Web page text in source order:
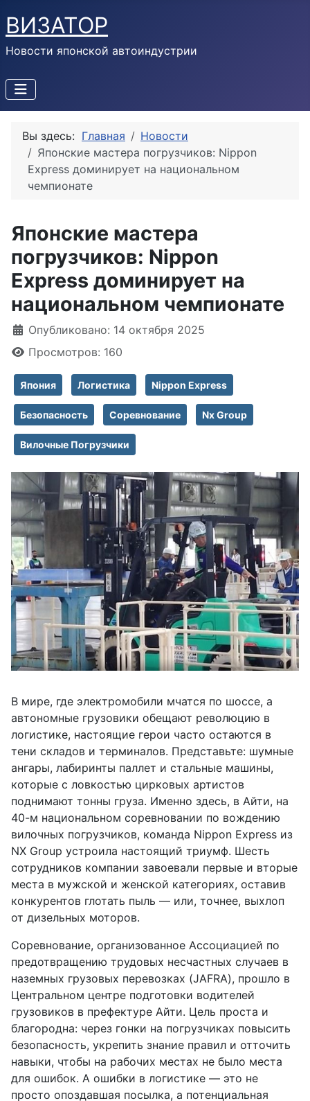
ВИЗАТОР
Новости японской автоиндустрии
Вы здесь: Главная
Новости
Японские мастера погрузчиков: Nippon
Express доминирует на национальном
чемпионате
Японские мастера
погрузчиков: Nippon
Express доминирует на
национальном чемпионате
Информация о материале
Опубликовано: 14 октября 2025
Просмотров: 160
Япония Логистика Nippon Express
Безопасность Соревнование Nx Group
Вилочные Погрузчики
В мире, где электромобили мчатся по шоссе, а
автономные грузовики обещают революцию в
логистике, настоящие герои часто остаются в
тени складов и терминалов. Представьте: шумные
ангары, лабиринты паллет и стальные машины,
которые с ловкостью цирковых артистов
поднимают тонны груза. Именно здесь, в Айти, на
40-м национальном соревновании по вождению
вилочных погрузчиков, команда Nippon Express из
NX Group устроила настоящий триумф. Шесть
сотрудников компании завоевали первые и вторые
места в мужской и женской категориях, оставив
конкурентов глотать пыль — или, точнее, выхлоп
от дизельных моторов.
Соревнование, организованное Ассоциацией по
предотвращению трудовых несчастных случаев в
наземных грузовых перевозках (JAFRA), прошло в
Центральном центре подготовки водителей
грузовиков в префектуре Айти. Цель проста и
благородна: через гонки на погрузчиках повысить
безопасность, укрепить знание правил и отточить
навыки, чтобы на рабочих местах не было места
для ошибок. А ошибки в логистике — это не
просто опоздавшая посылка, а потенциальная